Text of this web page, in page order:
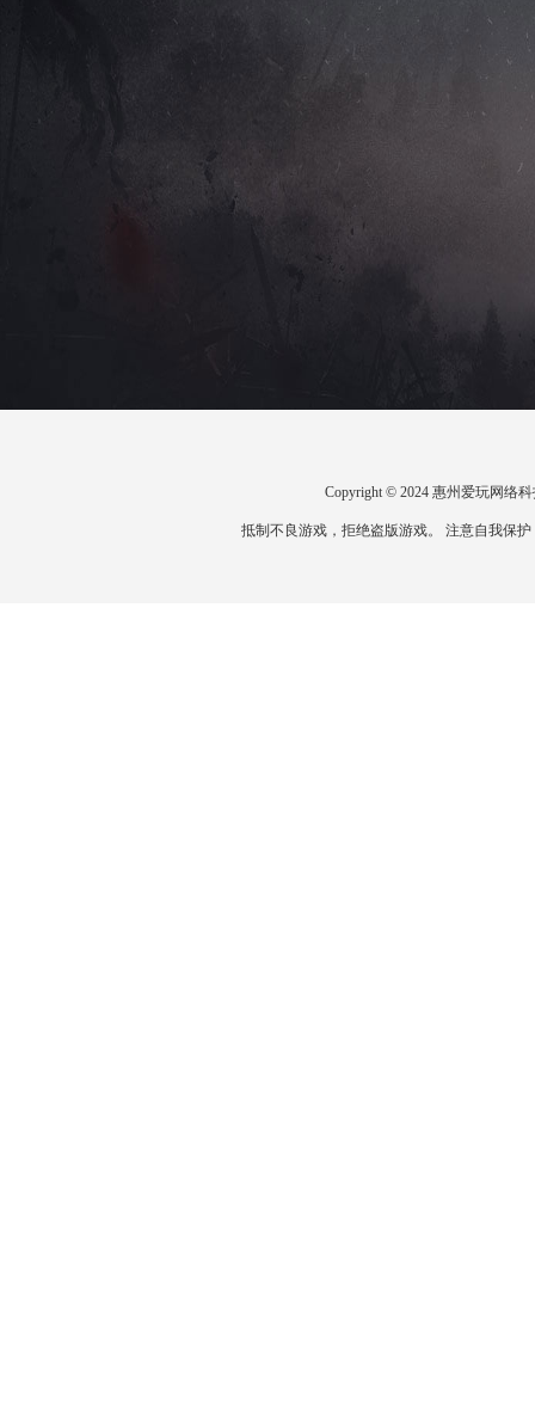
Copyright © 2024 惠州爱玩网络
抵制不良游戏，拒绝盗版游戏。 注意自我保